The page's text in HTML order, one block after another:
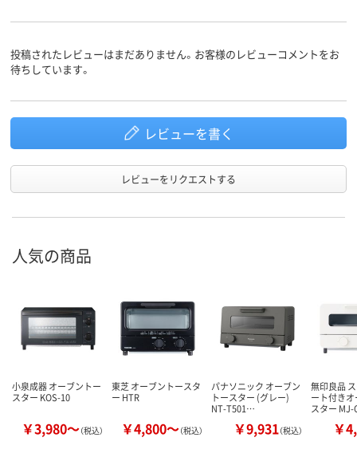
投稿されたレビューはまだありません。お客様のレビューコメントをお
待ちしています。
レビューを書く
レビューをリクエストする
人気の商品
小泉成器 オーブントー
スター KOS-10
￥3,980～（税込）
東芝 オーブントースタ
ー HTR
￥4,800～（税込）
パナソニック オーブン
トースター (グレー)
NT-T501…
￥9,931（税込）
無印良品
ート付き
スター
￥